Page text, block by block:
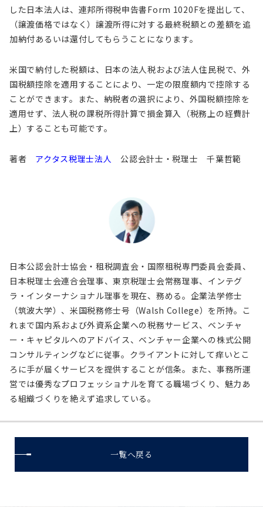
した日本法人は、連邦所得税申告書Form 1020Fを提出して、
（譲渡価格ではなく）譲渡所得に対する最終税額との差額を追
加納付あるいは還付してもらうことになります。
米国で納付した税額は、日本の法人税および法人住民税で、外
国税額控除を適用することにより、一定の限度額内で控除する
ことができます。また、納税者の選択により、外国税額控除を
適用せず、法人税の課税所得計算で損金算入（税務上の経費計
上）することも可能です。
著者 アクタス税理士法人 公認会計士・税理士 千葉哲範
日本公認会計士協会・租税調査会・国際租税専門委員会委員、
日本税理士会連合会理事、東京税理士会常務理事、インテグ
ラ・インターナショナル理事を現在、務める。企業法学修士
（筑波大学）、米国税務修士号（Walsh College）を所持。こ
れまで国内系および外資系企業への税務サービス、ベンチャ
ー・キャピタルへのアドバイス、ベンチャー企業への株式公開
コンサルティングなどに従事。クライアントに対して痒いとこ
ろに手が届くサービスを提供することが信条。また、事務所運
営では優秀なプロフェッショナルを育てる職場づくり、魅力あ
る組織づくりを絶えず追求している。
一覧へ戻る